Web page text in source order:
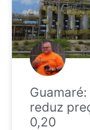
reduz
0,20